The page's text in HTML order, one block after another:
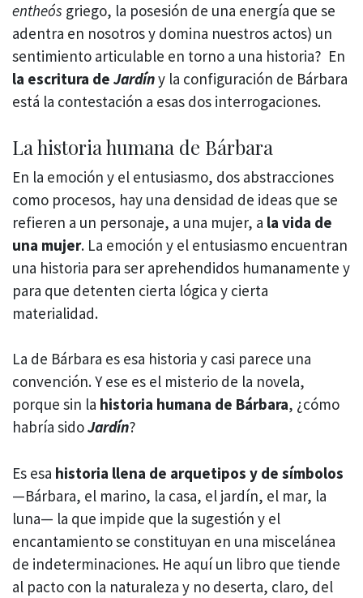
entheós griego, la posesión de una energía que se
adentra en nosotros y domina nuestros actos) un
sentimiento articulable en torno a una historia? En
la escritura de Jardíny la configuración de Bárbara
está la contestación a esas dos interrogaciones.
La historia humana de Bárbara
En la emoción y el entusiasmo, dos abstracciones
como procesos, hay una densidad de ideas que se
refieren a un personaje, a una mujer, a la vida de
una mujer. La emoción y el entusiasmo encuentran
una historia para ser aprehendidos humanamente y
para que detenten cierta lógica y cierta
materialidad.
La de Bárbara es esa historia y casi parece una
convención. Y ese es el misterio de la novela,
porque sin la historia humana de Bárbara, ¿cómo
habría sidoJardín?
Es esa historia llena de arquetipos y de símbolos
—Bárbara, el marino, la casa, el jardín, el mar, la
luna— la que impide que la sugestión y el
encantamiento se constituyan en una miscelánea
de indeterminaciones. He aquí un libro que tiende
al pacto con la naturaleza y no deserta, claro, del